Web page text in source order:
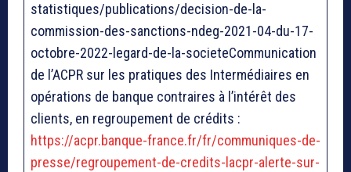
statistiques/publications/decision-de-la-
commission-des-sanctions-ndeg-2021-04-du-17-
octobre-2022-legard-de-la-societeCommunication
de l’ACPR sur les pratiques des Intermédiaires en
opérations de banque contraires à l’intérêt des
clients, en regroupement de crédits :
https://acpr.banque-france.fr/fr/communiques-de-
presse/regroupement-de-credits-lacpr-alerte-sur-